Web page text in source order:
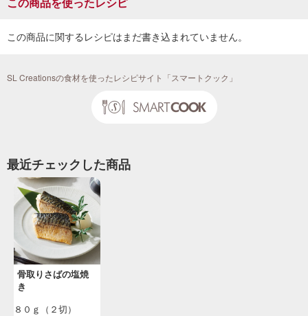
この商品に関するレシピはまだ書き込まれていません。
SL Creationsの食材を使ったレシピサイト「スマートクック」
最近チェックした商品
骨取りさばの塩焼
き
８０ｇ（２切）